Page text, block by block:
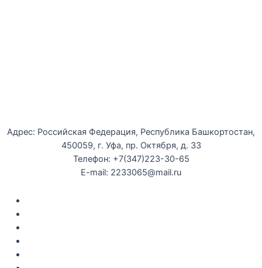
Адрес: Российская Федерация, Республика Башкортостан,
450059, г. Уфа, пр. Октября, д. 33
Телефон: +7(347)223-30-65
E-mail: 2233065@mail.ru